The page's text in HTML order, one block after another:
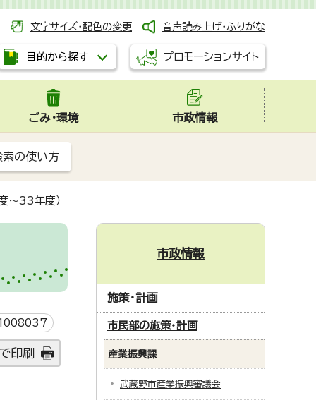
文字サイズ・配色の変更 音声読み上げ・ふりがな
目的から探す プロモーションサイト
ごみ・環境 市政情報
索の使い方
～33年度）
1008037
印刷
市政情報
施策・計画
市民部の施策・計画
産業振興課
武蔵野市産業振興審議会